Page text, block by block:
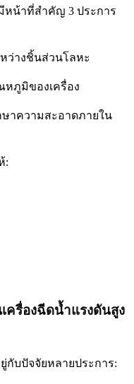
หน้าที่สำคัญ 3 ประการ
ว่างชิ้นส่วนโลหะ
ภูมิของเครื่อง
ษาความสะอาดภายใน
:
ครื่องฉีดน้ำแรงดันสูง
กับปัจจัยหลายประการ: